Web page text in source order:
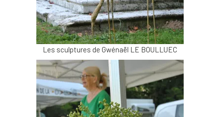
Les sculptures de Gwénaël LE BOULLUEC